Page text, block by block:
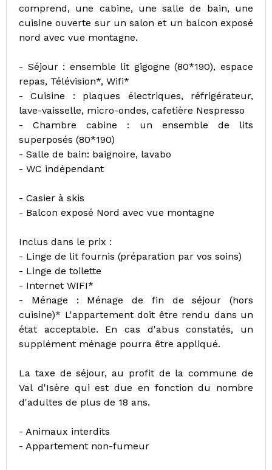
comprend, une cabine, une salle de bain, une
cuisine ouverte sur un salon et un balcon exposé
nord avec vue montagne.
- Séjour : ensemble lit gigogne (80*190), espace
repas, Télévision*, Wifi*
- Cuisine : plaques électriques, réfrigérateur,
lave-vaisselle, micro-ondes, cafetière Nespresso
- Chambre cabine : un ensemble de lits
superposés (80*190)
- Salle de bain: baignoire, lavabo
- WC indépendant
- Casier à skis
- Balcon exposé Nord avec vue montagne
Inclus dans le prix :
- Linge de lit fournis (préparation par vos soins)
- Linge de toilette
- Internet WIFI*
- Ménage : Ménage de fin de séjour (hors
cuisine)* L'appartement doit être rendu dans un
état acceptable. En cas d'abus constatés, un
supplément ménage pourra être appliqué.
La taxe de séjour, au profit de la commune de
Val d'Isère qui est due en fonction du nombre
d'adultes de plus de 18 ans.
- Animaux interdits
- Appartement non-fumeur